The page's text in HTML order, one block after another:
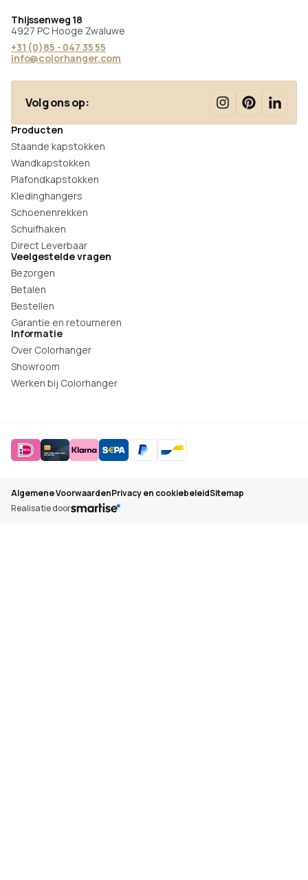
Thijssenweg 18
4927 PC Hooge Zwaluwe
+31 (0)85 - 047 35 55
info@colorhanger.com
Volg ons op:
Producten
Staande kapstokken
Wandkapstokken
Plafondkapstokken
Kledinghangers
Schoenenrekken
Schuifhaken
Direct Leverbaar
Veelgestelde vragen
Bezorgen
Betalen
Bestellen
Garantie en retourneren
Informatie
Over Colorhanger
Showroom
Werken bij Colorhanger
Algemene VoorwaardenPrivacy en cookiebeleidSitemap
Realisatie door